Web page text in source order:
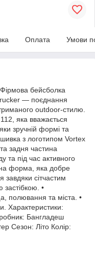
Оплата Умови
бейсболка
— поєднання
outdoor-стилю.
яка вважається
зручній формі та
з логотипом Vortex
задня частина
та під час активного
форма, яка добре
завдяки сітчастим
•
полювання та міста. •
Характеристики:
Бангладеш
Сезон: Літо Колір: